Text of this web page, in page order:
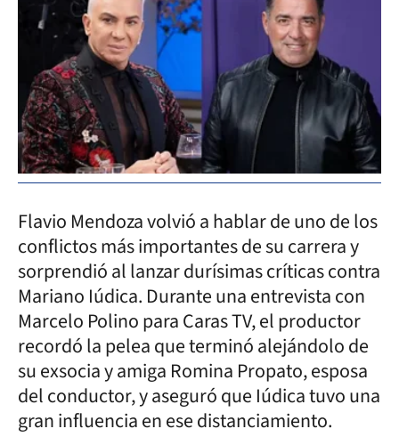
Flavio Mendoza volvió a hablar de uno de los
conflictos más importantes de su carrera y
sorprendió al lanzar durísimas críticas contra
Mariano Iúdica. Durante una entrevista con
Marcelo Polino para Caras TV, el productor
recordó la pelea que terminó alejándolo de
su exsocia y amiga Romina Propato, esposa
del conductor, y aseguró que Iúdica tuvo una
gran influencia en ese distanciamiento.